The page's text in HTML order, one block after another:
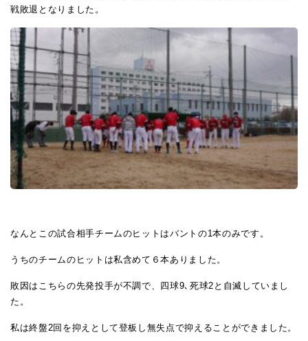
戦敗退となりました。
なんとこの試合相手チームのヒットはバントの1本のみです。
うちのチームのヒットは私含めて６本ありました。
敗因はこちらの先発投手が不調で、四球9､死球2と自滅していまし
た。
私は終盤2回を抑えとして登板し無失点で抑えることができました。